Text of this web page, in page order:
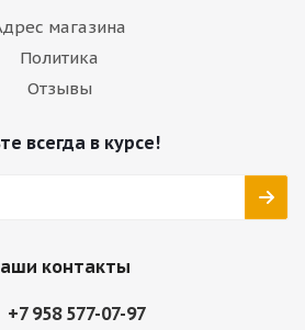
магазина
Политика
Отзывы
всегда в курсе!
контакты
+7 958 577-07-97